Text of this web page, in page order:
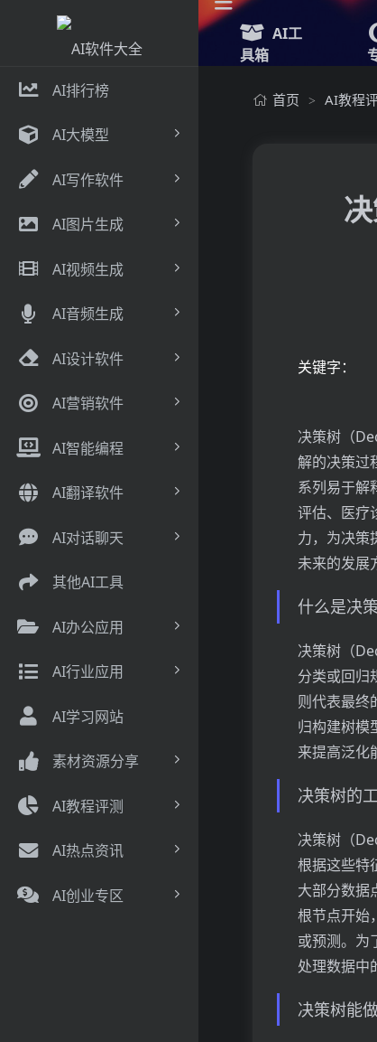
AI排行榜
AI大模型
AI写作软件
AI图片生成
AI视频生成
AI音频生成
AI设计软件
AI营销软件
AI智能编程
AI翻译软件
AI对话聊天
其他AI工具
AI办公应用
AI行业应用
AI学习网站
素材资源分享
AI教程评测
AI热点资讯
AI创业专区
AI工
具箱
首页 > AI教程
关键字：
决策树（
解的决策过
系列易于解
评估、医疗
力，为决策
未来的发展
什么是决
决策树（
分类或回归
则代表最终
归构建树模
来提高泛化
决策树的
决策树（
根据这些特
大部分数据
根节点开始
或预测。为
处理数据中
决策树能